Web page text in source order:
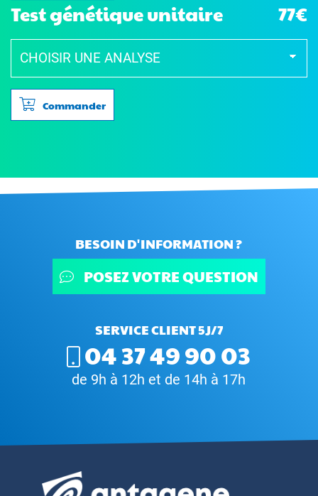
Test génétique unitaire 77€
Commander
BESOIN D'INFORMATION ?
POSEZ VOTRE QUESTION
SERVICE CLIENT 5J/7
04 37 49 90 03
de 9h à 12h et de 14h à 17h